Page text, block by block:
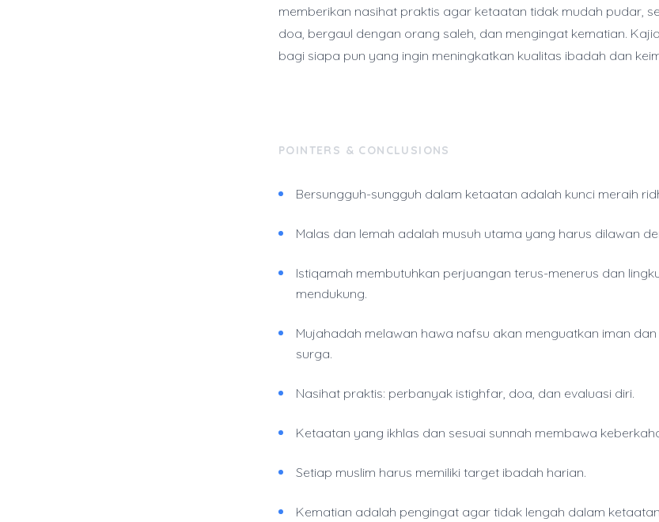
memberikan nasihat praktis agar ketaatan tidak mudah pudar,
doa, bergaul dengan orang saleh, dan mengingat kematian.
bagi siapa pun yang ingin meningkatkan kualitas ibadah dan
POINTERS & CONCLUSIONS
Bersungguh-sungguh dalam ketaatan adalah kunci meraih
Malas dan lemah adalah musuh utama yang harus dilawan
Istiqamah membutuhkan perjuangan terus-menerus dan
mendukung.
Mujahadah melawan hawa nafsu akan menguatkan iman
surga.
Nasihat praktis: perbanyak istighfar, doa, dan evaluasi diri.
Ketaatan yang ikhlas dan sesuai sunnah membawa
Setiap muslim harus memiliki target ibadah harian.
Kematian adalah pengingat agar tidak lengah dalam